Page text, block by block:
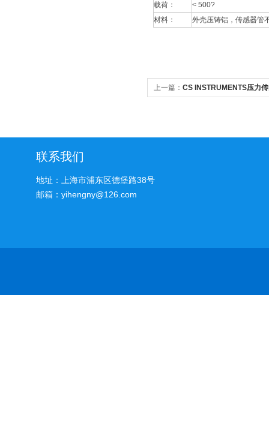
载荷：
< 500?
材料：
外壳压铸铝，传感器管
上一篇： CS INSTRUMENTS压力
联系我们
地址：上海市浦东区德堡路38号
邮箱：yihengny@126.com